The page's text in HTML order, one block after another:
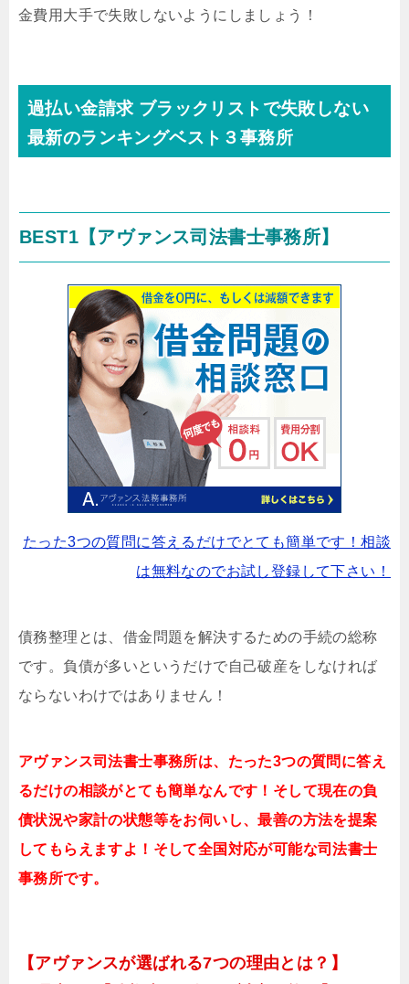
金費用大手で失敗しないようにしましょう！
過払い金請求 ブラックリストで失敗しない
最新のランキングベスト３事務所
BEST1 【アヴァンス司法書士事務所】
たった3つの質問に答えるだけでとても簡単です！相談
は無料なのでお試し登録して下さい！
債務整理とは、借金問題を解決するための手続の総称
です。負債が多いというだけで自己破産をしなければ
ならないわけではありません！
アヴァンス司法書士事務所は、 たった3つの質問に答え
るだけの相談がとても簡単なんです！そして現在の負
債状況や家計の状態等をお伺いし、最善の方法を提案
してもらえますよ！そして全国対応が可能な司法書士
事務所です。
【アヴァンスが選ばれる7つの理由とは？】